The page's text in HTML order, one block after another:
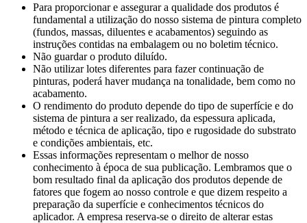
Para proporcionar e assegurar a qualidade dos produtos é
fundamental a utilização do nosso sistema de pintura completo
(fundos, massas, diluentes e acabamentos) seguindo as
instruções contidas na embalagem ou no boletim técnico.
Não guardar o produto diluído.
Não utilizar lotes diferentes para fazer continuação de
pinturas, poderá haver mudança na tonalidade, bem como no
acabamento.
O rendimento do produto depende do tipo de superfície e do
sistema de pintura a serrealizado, da espessura aplicada,
método e técnica de aplicação, tipo e rugosidade do substrato
e condições ambientais, etc.
Essas informações representam o melhor de nosso
conhecimento à época de sua publicação. Lembramos que o
bom resultado final da aplicação dos produtos depende de
fatores que fogem ao nosso controle e que dizem respeito a
preparação da superfície e conhecimentos técnicos do
aplicador. A empresa reserva-se o direito de alterar estas